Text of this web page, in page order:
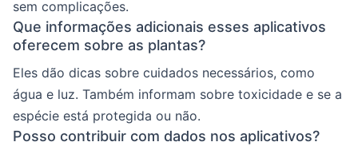
sem complicações.
Que informações adicionais esses aplicativos
oferecem sobre as plantas?
Eles dão dicas sobre cuidados necessários, como
água e luz. Também informam sobre toxicidade e se a
espécie está protegida ou não.
Posso contribuir com dados nos aplicativos?